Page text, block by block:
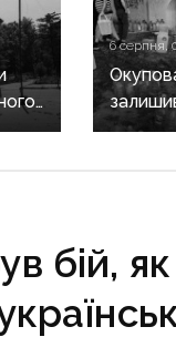
6 серпня,
та води
бій,